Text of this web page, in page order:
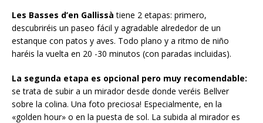
Les Basses d’en Gallissà tiene 2 etapas: primero,
descubriréis un paseo fácil y agradable alrededor de un
estanque con patos y aves. Todo plano y a ritmo de niño
haréis la vuelta en 20 -30 minutos (con paradas incluidas).
La segunda etapa es opcional pero muy recomendable:
se trata de subir a un mirador desde donde veréis Bellver
sobre la colina. Una foto preciosa! Especialmente, en la
«golden hour» o en la puesta de sol. La subida al mirador es